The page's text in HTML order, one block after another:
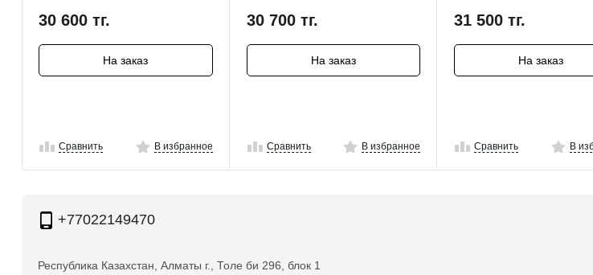
30 600 тг.
На заказ
Сравнить В избранное
30 700 тг.
На заказ
Сравнить В избранное
31 500тг.
На заказ
Сравнить В
+77022149470
Республика Казахстан, Алматы г., Толе би 296, блок 1